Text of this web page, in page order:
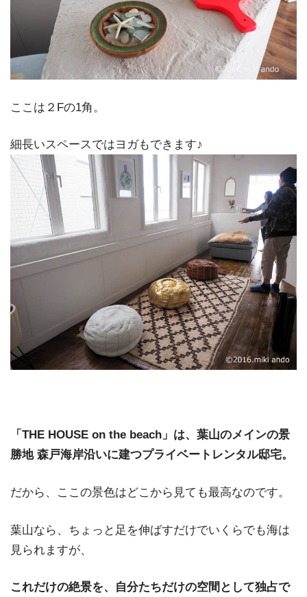
ここは２Fの1角。
細長いスペースではヨガもできます♪
「THE HOUSE on the beach」は、葉山のメインの景
勝地 森戸海岸沿いに建つプライベートレンタル邸宅。
だから、ここの景色はどこから見ても最高なのです。
葉山なら、ちょっと足を伸ばすだけでいくらでも海は
見られますが、
これだけの絶景を、自分たちだけの空間として独占で